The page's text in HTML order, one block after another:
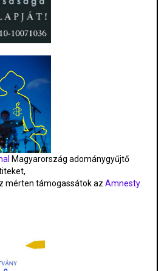
Magyarország adománygyűjtő
mérten támogassátok az Amnesty